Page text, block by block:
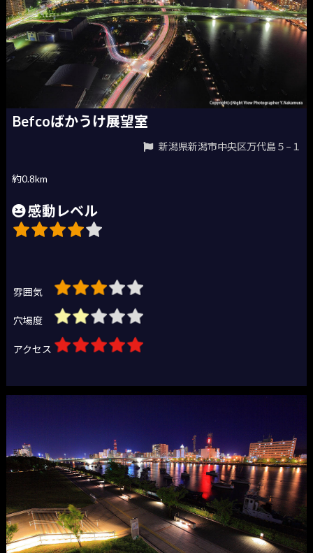
Befcoばかうけ展望室
新潟県新潟市中央区万代島５−１
約0.8km
感動レベル
雰囲気
穴場度
アクセス